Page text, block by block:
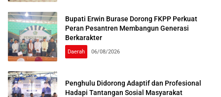
Bupati Erwin Burase Dorong FKPP Perkuat
Peran Pesantren Membangun Generasi
Berkarakter
Daerah 06/08/2026
Penghulu Didorong Adaptif dan Profesional
Hadapi Tantangan Sosial Masyarakat